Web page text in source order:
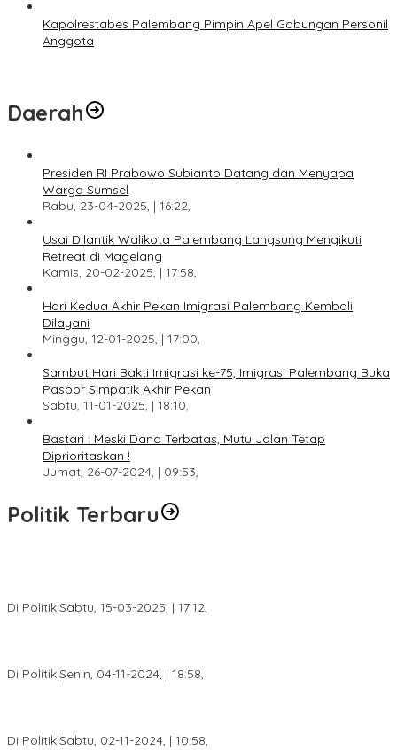
Kapolrestabes Palembang Pimpin Apel Gabungan Personil
Anggota
Daerah
Presiden RI Prabowo Subianto Datang dan Menyapa
Warga Sumsel
Rabu, 23-04-2025, | 16:22,
Usai Dilantik Walikota Palembang Langsung Mengikuti
Retreat di Magelang
Kamis, 20-02-2025, | 17:58,
Hari Kedua Akhir Pekan Imigrasi Palembang Kembali
Dilayani
Minggu, 12-01-2025, | 17:00,
Sambut Hari Bakti Imigrasi ke-75, Imigrasi Palembang Buka
Paspor Simpatik Akhir Pekan
Sabtu, 11-01-2025, | 18:10,
Bastari : Meski Dana Terbatas, Mutu Jalan Tetap
Diprioritaskan !
Jumat, 26-07-2024, | 09:53,
Politik Terbaru
Di Politik|Sabtu, 15-03-2025, | 17:12,
Di Politik|Senin, 04-11-2024, | 18:58,
Di Politik|Sabtu, 02-11-2024, | 10:58,